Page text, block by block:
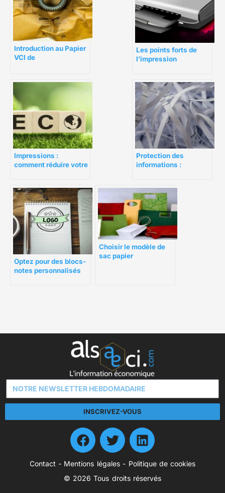
Introduction au Papier
VCI de
Les points forts de
l’impression
Impressions :
comment réduire votre
Protection des
informations :
documents
Optez pour des blocs-
notes personnalisés
Choisir le modèle de
sac papier
INSCRIVEZ-VOUS
Contact - Mentions légales- Politique de cookies
© 2026 Tous droits réservés